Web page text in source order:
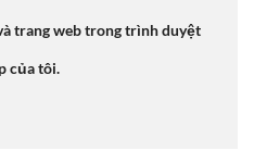
trang web trong trình duyệt
của tôi.